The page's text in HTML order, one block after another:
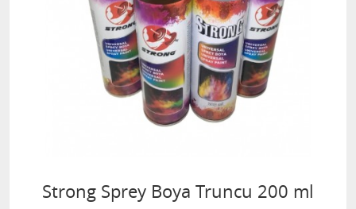
Strong Sprey Boya Truncu 200 ml